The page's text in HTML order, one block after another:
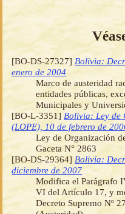
[BO-DS-27327] Bolivia:
enero de 2004
Marco de austeridad
entidades públicas,
Municipales y
[BO-L-3351] Bolivia: Ley de
(LOPE), 10 de febrero de
Ley de Organización
Gaceta N° 2863
[BO-DS-29364] Bolivia:
diciembre de 2007
Modifica el Parágrafo
VI del Artículo 17, y
Decreto Supremo Nº